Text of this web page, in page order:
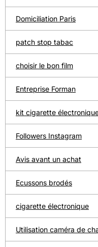
Domiciliation Paris
patch stop tabac
choisir le bon film
Entreprise Forman
kit cigarette
Followers Instagram
Avis avant un achat
Ecussons brodés
cigarette électronique
Utilisation caméra de